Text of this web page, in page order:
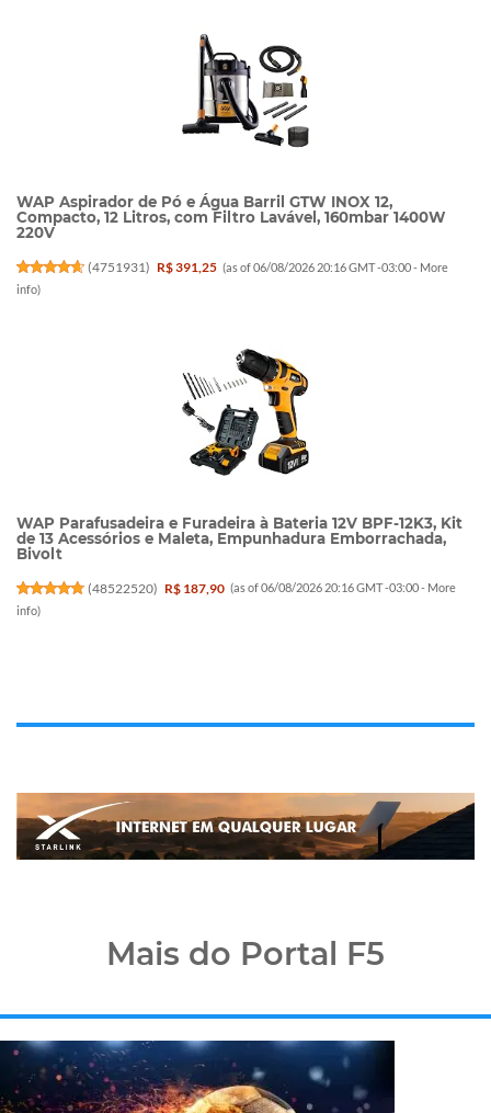
WAP Aspirador de Pó e Água Barril GTW INOX 12,
Compacto, 12 Litros, com Filtro Lavável, 160mbar 1400W
220V
(4751931) R$ 391,25 (as of 06/08/2026 20:16 GMT -03:00 - More
info)
WAP Parafusadeira e Furadeira à Bateria 12V BPF-12K3, Kit
de 13 Acessórios e Maleta, Empunhadura Emborrachada,
Bivolt
(48522520) R$ 187,90 (as of 06/08/2026 20:16 GMT -03:00 - More
info)
Mais do Portal F5